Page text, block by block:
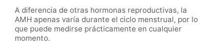
A diferencia de otras hormonas reproductivas, la
AMH apenas varía durante el ciclo menstrual, por lo
que puede medirse prácticamente en cualquier
momento.